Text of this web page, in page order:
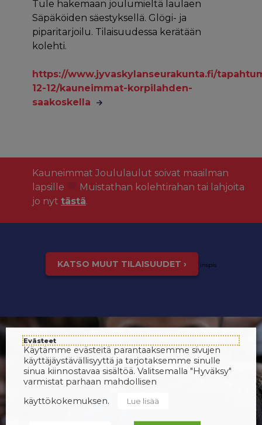
Tule hakemaan joulumieltä laulaen
Säpäköiden säestyksellä. Glögi- ja
piparitarjoilu. Tilaisuudessa kerätään
kolehti.
https://www.jyvaskylanseurakunta.fi/
12-12/kauneimmat-korpilahden-
saakoskella
Kauneimmat Joululaulut soivat maailman
lapsille
Muistathan kolehtirahan tai lahjoita
jo nyt tästä.
KATSO MUUT TILAISUUDET › inspis
Evästeet
Käytämme evästeitä parantaaksemme sivujen
käyttäjäystävällisyyttä ja tarjotaksemme sinulle
sinua kiinnostavaa sisältöä. Valitsemalla "Hyväksy"
varmistat parhaan mahdollisen
käyttökokemuksen.
Lue lisää